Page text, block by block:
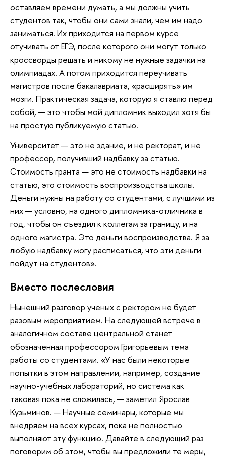
оставляем времени думать, а мы должны учить
студентов так, чтобы они сами знали, чем им надо
заниматься. Их приходится на первом курсе
отучивать от ЕГЭ, после которого они могут только
кроссворды решать и никому не нужные задачки на
олимпиадах. А потом приходится переучивать
магистров после бакалавриата, «расширять» им
мозги. Практическая задача, которую я ставлю перед
собой, — это чтобы мой дипломник выходил хотя бы
на простую публикуемую статью.
Университет — это не здание, и не ректорат, и не
профессор, получивший надбавку за статью.
Стоимость гранта — это не стоимость надбавки на
статью, это стоимость воспроизводства школы.
Деньги нужны на работу со студентами, с лучшими из
них — условно, на одного дипломника-отличника в
год, чтобы он съездил к коллегам за границу, и на
одного магистра. Это деньги воспроизводства. Я за
любую надбавку могу расписаться, что эти деньги
пойдут на студентов».
Вместо послесловия
Нынешний разговор ученых с ректором не будет
разовым мероприятием. На следующей встрече в
аналогичном составе центральной станет
обозначенная профессором Григорьевым тема
работы со студентами. «У нас были некоторые
попытки в этом направлении, например, создание
научно-учебных лабораторий, но система как
таковая пока не сложилась, — заметил Ярослав
Кузьминов. — Научные семинары, которые мы
внедряем на всех курсах, пока не полностью
выполняют эту функцию. Давайте в следующий раз
поговорим об этом, чтобы вы предложили те меры,